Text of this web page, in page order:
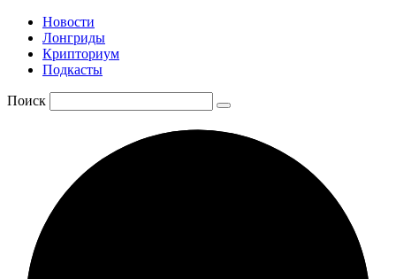
Новости
Лонгриды
Крипториум
Подкасты
Поиск